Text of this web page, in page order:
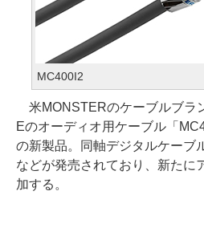
MC400I2
米MONSTERのケーブルブラ
Eのオーディオ用ケーブル「
の新製品。同軸デジタルケーブ
などが発売されており、新たに
加する。